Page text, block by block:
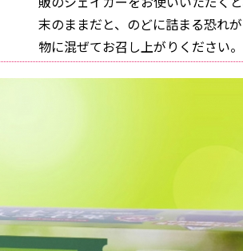
末のままだと、のどに詰まる恐れ
物に混ぜてお召し上がりください。